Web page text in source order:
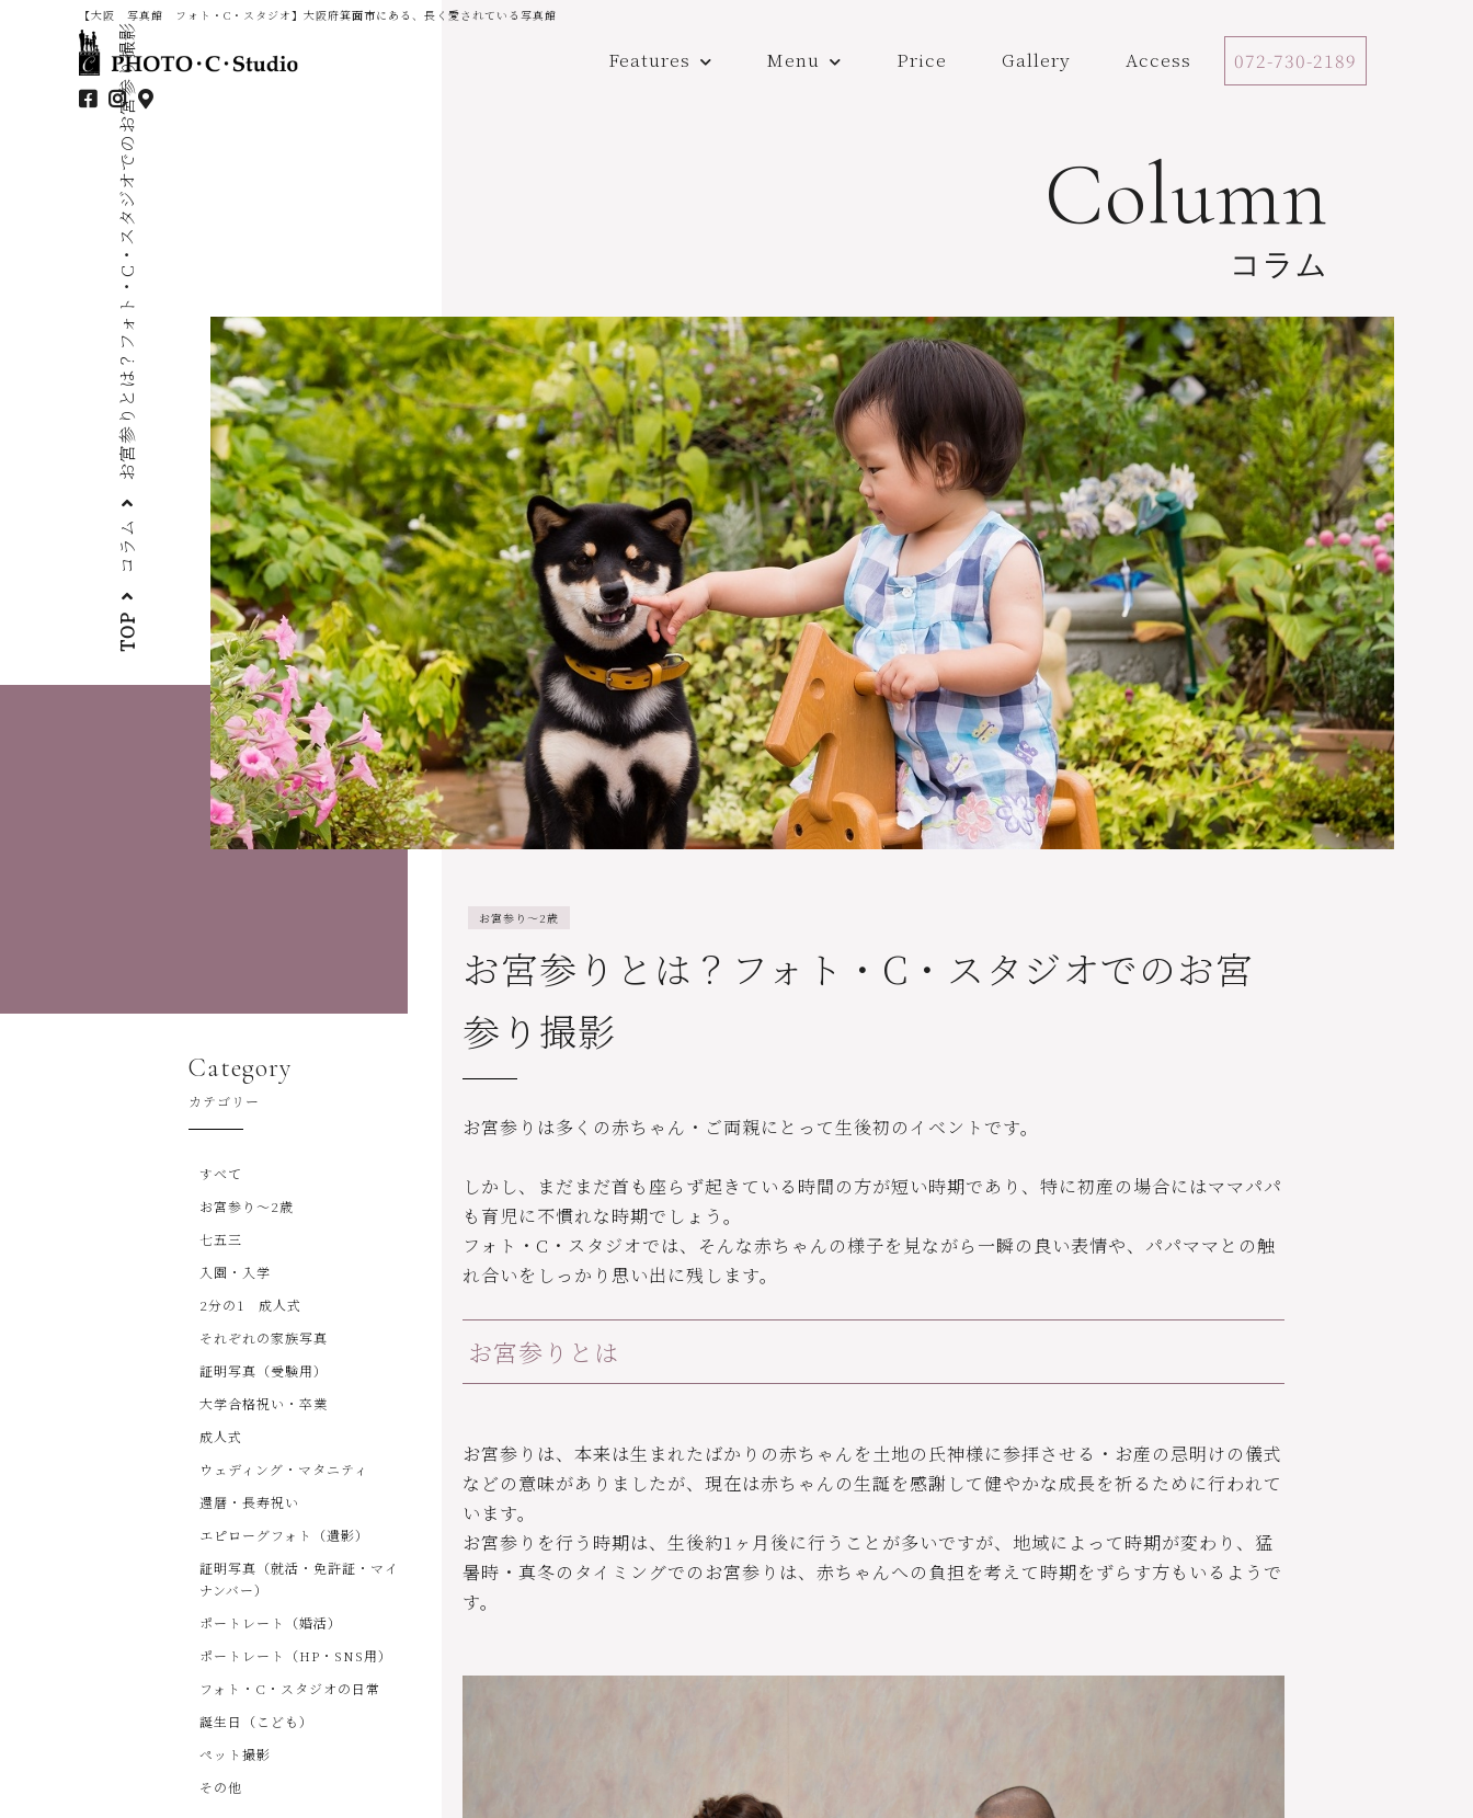
【大阪 写真館 フォト・C・スタジオ】大阪府箕面市にある、長く愛されている写真館
Features Menu Price Gallery Access 072-730-2189
Column
コラム
TOP
コラム
お宮参りとは？フォト・C・スタジオでのお宮参り撮影
お宮参り～2歳
お宮参りとは？フォト・C・スタジオでのお宮
参り撮影
お宮参りは多くの赤ちゃん・ご両親にとって生後初のイベントです。
しかし、まだまだ首も座らず起きている時間の方が短い時期であり、特に初産の場合にはママパパ
も育児に不慣れな時期でしょう。
フォト・C・スタジオでは、そんな赤ちゃんの様子を見ながら一瞬の良い表情や、パパママとの触
れ合いをしっかり思い出に残します。
お宮参りとは
お宮参りは、本来は生まれたばかりの赤ちゃんを土地の氏神様に参拝させる・お産の忌明けの儀式
などの意味がありましたが、現在は赤ちゃんの生誕を感謝して健やかな成長を祈るために行われて
います。
お宮参りを行う時期は、生後約1ヶ月後に行うことが多いですが、地域によって時期が変わり、猛
暑時・真冬のタイミングでのお宮参りは、赤ちゃんへの負担を考えて時期をずらす方もいるようで
す。
Category
カテゴリー
すべて
お宮参り～2歳
七五三
入園・入学
2分の1 成人式
それぞれの家族写真
証明写真（受験用）
大学合格祝い・卒業
成人式
ウェディング・マタニティ
還暦・長寿祝い
エピローグフォト（遺影）
証明写真（就活・免許証・マイ
ナンバー）
ポートレート（婚活）
ポートレート（HP・SNS用）
フォト・C・スタジオの日常
誕生日（こども）
ペット撮影
その他